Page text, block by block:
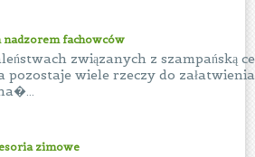
nadzorem fachowców
związanych z szampańską
pozostaje wiele rzeczy do
zimowe